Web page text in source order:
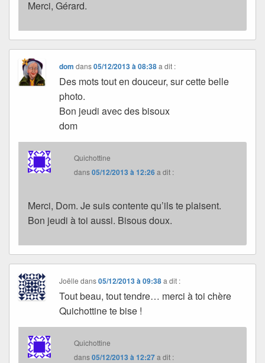
Merci, Gérard.
dom dans05/12/2013 à 08:38 a dit :
Des mots tout en douceur, sur cette belle
photo.
Bon jeudi avec des bisoux
dom
Quichottine
dans05/12/2013 à 12:26a dit :
Merci, Dom. Je suis contente qu’ils te plaisent.
Bon jeudi à toi aussi. Bisous doux.
Joëlle dans05/12/2013 à 09:38 a dit :
Tout beau, tout tendre… merci à toi chère
Quichottine te bise !
Quichottine
dans05/12/2013 à 12:27a dit :